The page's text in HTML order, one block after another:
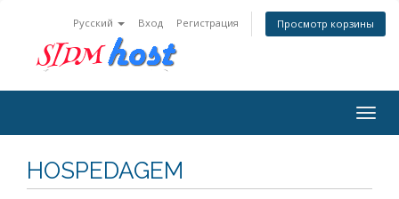
Русский Вход Регистрация Просмотр корзины
HOSPEDAGEM